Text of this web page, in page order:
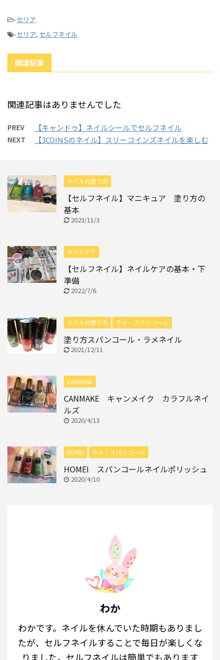
-セリア
-セリア, セルフネイル
関連記事
関連記事はありませんでした
PREV 【キャンドゥ】ネイルシールでセルフネイル
NEXT 【3COINSのネイル】スリーコインズネイルを楽しむ
ネイルの塗り方
【セルフネイル】マニキュア 塗り方の
基本
2023/11/3
ネイルケア
【セルフネイル】ネイルケアの基本・下
準備
2022/7/6
ネイルの塗り方 ラメ・スパンコール
塗り方スパンコール・ラメネイル
2021/12/11
CANMAKE
CANMAKE キャンメイク カラフルネイ
ルズ
2020/4/13
HOMEI ラメ・スパンコール
HOMEI スパンコールネイルポリッシュ
2020/4/10
わか
わかです。ネイルを休んでいた時期もありまし
たが、セルフネイルすることで毎日が楽しくな
りました。セルフネイルは簡単でもあります